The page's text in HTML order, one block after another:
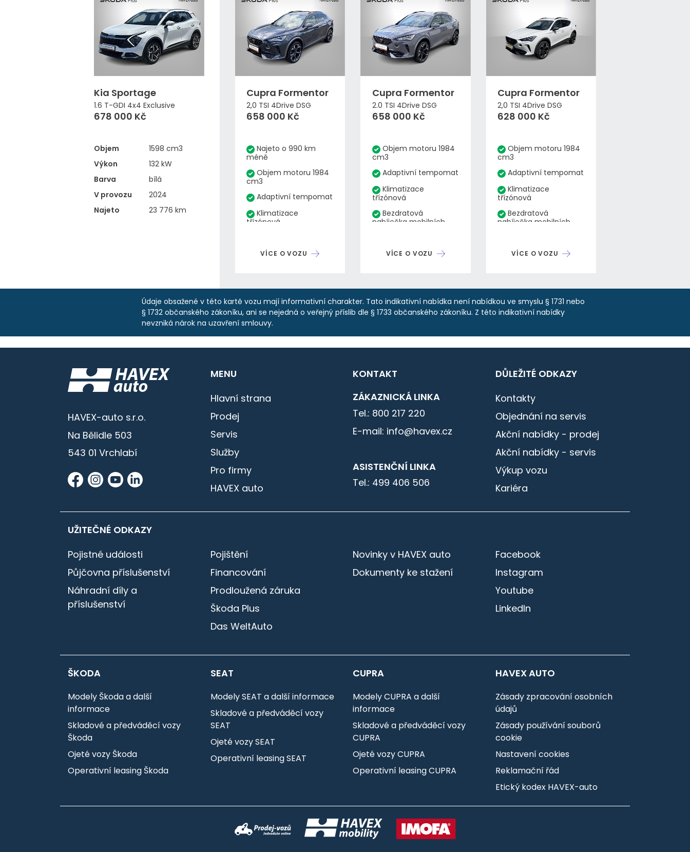
Kia Sportage
1.6 T-GDI 4x4 Exclusive
678 000 Kč
Objem
Výkon
Barva
V provozu
Najeto
1598 cm3
132 kW
bílá
2024
23 776 km
Cupra Formentor
2,0 TSI 4Drive DSG
658 000 Kč
Najeto o 990 km
méně
Objem motoru 1984
cm3
Adaptivní tempomat
Klimatizace
třízónová
telefonů
PDS
Zásuvka 220V
VÍCE O VOZU
Cupra Formentor
2.0 TSI 4Drive DSG
658 000 Kč
Objem motoru 1984
cm3
Adaptivní tempomat
Klimatizace
třízónová
Bezdratová
nabíječka mobilních
Výkon 140 kW
VÍCE O VOZU
Cupra Formentor
2,0 TSI 4Drive DSG
628 000 Kč
Objem motoru 1984
cm3
Adaptivní tempomat
Klimatizace
třízónová
Bezdratová
nabíječka mobilních
Elektricky ovládaný
kufr
PDS
Zásuvka 220V
VÍCE O VOZU
Údaje obsažené v této kartě vozu mají informativní charakter. Tato indikativní nabídka není nabídkou ve smyslu § 1731 nebo
§ 1732 občanského zákoníku, ani se nejedná o veřejný příslib dle § 1733 občanského zákoníku. Z této indikativní nabídky
nevzniká nárok na uzavření smlouvy.
HAVEX-auto s.r.o.
Na Bělidle 503
543 01 Vrchlabí
MENU
Hlavní strana
Prodej
Servis
Služby
Pro firmy
HAVEX auto
KONTAKT
ZÁKAZNICKÁ LINKA
Tel.: 800 217 220
E-mail: info@havex.cz
ASISTENČNÍ LINKA
Tel.: 499 406 506
DŮLEŽITÉ ODKAZY
Kontakty
Objednání na servis
Akční nabídky - prodej
Akční nabídky - servis
Výkup vozu
Kariéra
UŽITEČNÉ ODKAZY
Pojistné události
Půjčovna příslušenství
Náhradní díly a
příslušenství
Pojištění
Financování
Prodloužená záruka
Škoda Plus
Das WeltAuto
Novinky v HAVEX auto
Dokumenty ke stažení
Facebook
Instagram
Youtube
LinkedIn
ŠKODA
Modely Škoda a další
informace
Skladové a předváděcí vozy
Škoda
Ojeté vozy Škoda
Operativní leasing Škoda
SEAT
Modely SEAT a další informace
Skladové a předváděcí vozy
SEAT
Ojeté vozy SEAT
Operativní leasing SEAT
CUPRA
Modely CUPRA a další
informace
Skladové a předváděcí vozy
CUPRA
Ojeté vozy CUPRA
Operativní leasing CUPRA
HAVEX AUTO
Zásady zpracování osobních
údajů
Zásady používání souborů
cookie
Nastavení cookies
Reklamační řád
Etický kodex HAVEX-auto